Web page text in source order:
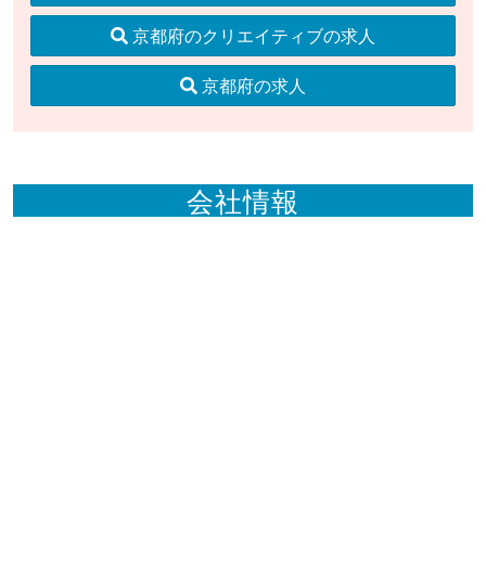
京都府のクリエイティブの求人
京都府の求人
会社情報